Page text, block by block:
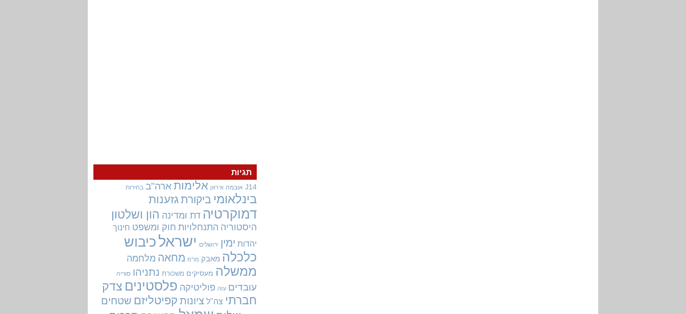
תגיות
J14 אובמה איראן אלימות ארה"ב בחירות
בינלאומי ביקורתגזענות
דמוקרטיה דת ומדינה הון ושלטון
היסטוריה התנחלויות חוק ומשפט חינוך
יהדות ימין ירושלים ישראל כיבוש
כלכלה מאבק מו"מ מחאה מלחמה
ממשלה מעסיקים משכורת נתניהו סוריה
עובדים עזה פוליטיקה פלסטינים צדק
חברתי צה"ל ציונות קפיטליזם שטחים